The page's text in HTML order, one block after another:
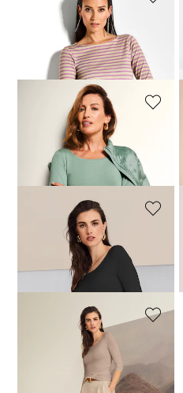
MADELEINE
Ringelshirt mit 3/4-Ärmeln
39,95 €69,95 €
MADELEINE
Shirt mit U-Boot-Ausschnitt
44,95 €59,95 €
+2 Farbe
MADELEINE
Shirt mit U-Boot-Ausschnitt
+2 Farbe
Shirt mit U-Boot-Ausschnitt
+2 Farbe